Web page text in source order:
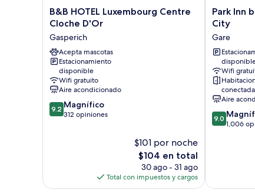
B&B
HOTEL
Centre
Cloche
D'Or
Gasperich
B&B HOTEL Luxembourg Centre
Cloche D'Or
Gasperich
Acepta mascotas
Estacionamiento
disponible
Wifi gratuito
Aire acondicionado
9.2
de
9.2 Magnífico
312 opiniones
$101 por noche
El
precio
actual
es
$104 en total
30 ago - 31 ago
Total con impuestos y cargos
Park
Inn
Radisson
City
Gare
Park Inn
City
Gare
Wifi
Aire
9.0
de
9.0
1,006